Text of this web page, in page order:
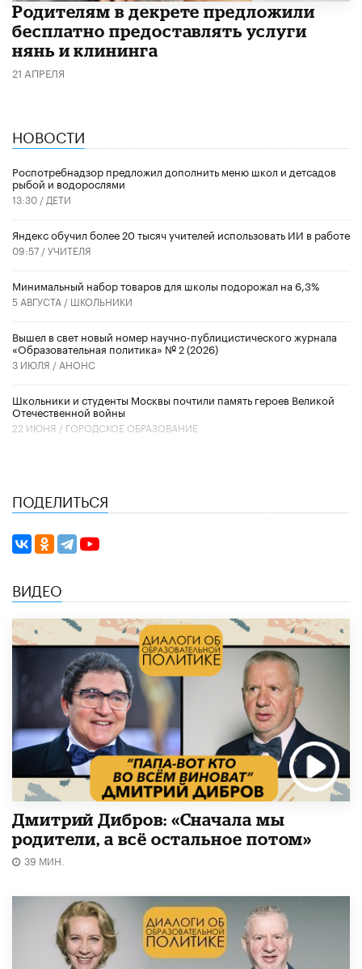
Родителям в декрете предложили
бесплатно предоставлять услуги
нянь и клининга
21 АПРЕЛЯ
НОВОСТИ
Роспотребнадзор предложил дополнить меню школ и детсадов
рыбой и водорослями
13:30 / ДЕТИ
​Яндекс обучил более 20 тысяч учителей использовать ИИ в работе
09:57 /УЧИТЕЛЯ
Минимальный набор товаров для школы подорожал на 6,3%
5 АВГУСТА / ШКОЛЬНИКИ
Вышел в свет новый номер научно-публицистического журнала
«Образовательная политика» № 2 (2026)
3 ИЮЛЯ / АНОНС
Школьники и студенты Москвы почтили память героев Великой
Отечественной войны
22 ИЮНЯ / ГОРОДСКОЕ ОБРАЗОВАНИЕ
ПОДЕЛИТЬСЯ
ВИДЕО
Дмитрий Дибров: «Сначала мы
родители, а всё остальное потом»
39 МИН.